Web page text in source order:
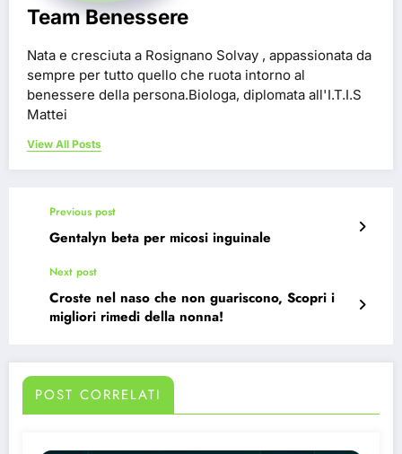
Team Benessere
Nata e cresciuta a Rosignano Solvay , appassionata da
sempre per tutto quello che ruota intorno al
benessere della persona.Biologa, diplomata all'I.T.I.S
Mattei
View All Posts
Previous post
Gentalyn beta per micosi inguinale
Next post
Croste nel naso che non guariscono, Scopri i
migliori rimedi della nonna!
POST CORRELATI